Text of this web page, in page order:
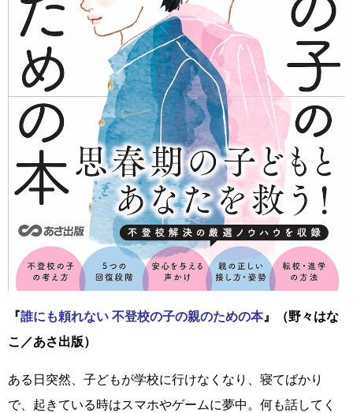
『誰にも頼れない 不登校の子の親のための本』（野々はな
こ／あさ出版）
ある日突然、子どもが学校に行けなくなり、寝てばかり
で、起きている時はスマホやゲームに夢中。何も話してく